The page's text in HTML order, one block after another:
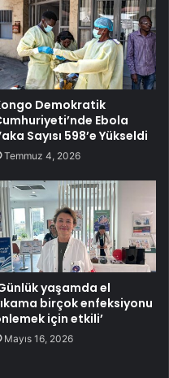
Demokratik
Ebola
Sayısı 598’e Yükseldi
Temmuz 4, 2026
yaşamda el
birçok enfeksiyonu
için etkili’
Mayıs 16, 2026